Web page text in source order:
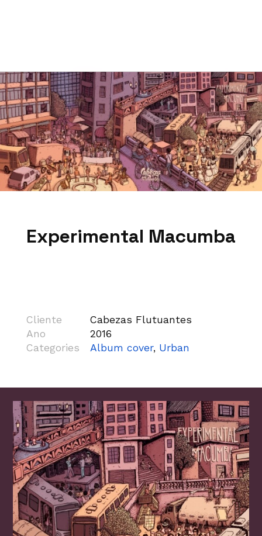
Experimental Macumba
Cliente
Cabezas Flutuantes
Ano
2016
Categories
Album cover, Urban